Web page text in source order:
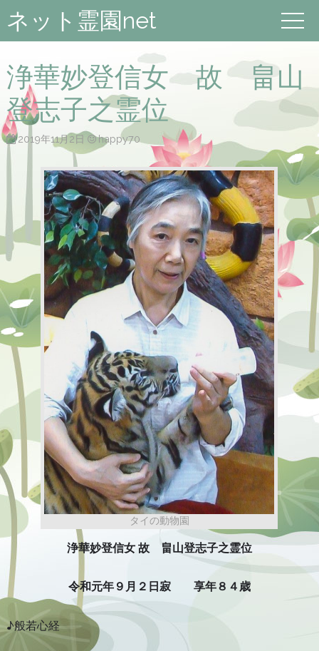
ネット霊園net
浄華妙登信女 故 畠山
登志子之霊位
2019年11月2日 happy70
タイの動物園
浄華妙登信女 故 畠山登志子之霊位
令和元年９月２日寂 享年８４歳
♪般若心経